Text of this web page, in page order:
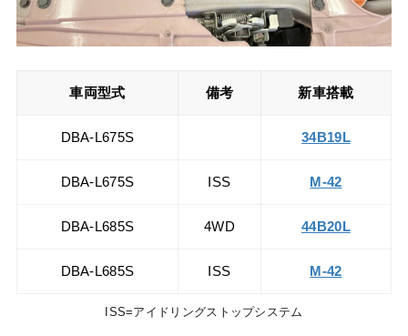
車両型式 備考 新車搭載
DBA-L675S 34B19L
DBA-L675S ISS M-42
DBA-L685S 4WD 44B20L
DBA-L685S ISS M-42
ISS=アイドリングストップシステム